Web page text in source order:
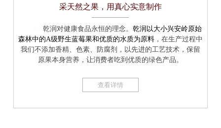
采天然之果，用真心实意制作
乾润对健康食品永恒的理念。乾润以大小兴安岭原始
森林中的A级野生蓝莓果和优质的水质为原料，在生产过程中
我们不添加香精、色素、防腐剂，以先进的工艺技术，保留
原果本身营养，让消费者吃到优质的绿色产品。
查看详情